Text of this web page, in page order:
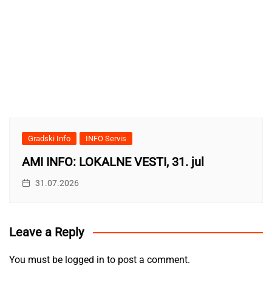
Gradski Info INFO Servis
AMI INFO: LOKALNE VESTI, 31. jul
31.07.2026
Leave a Reply
You must be logged in to post a comment.